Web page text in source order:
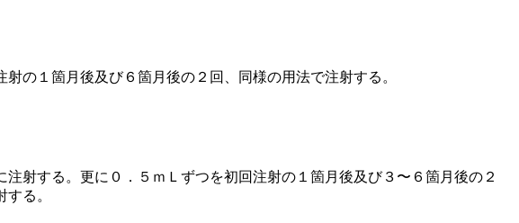
の１箇月後及び６箇月後の２回、同様の用法で注射する。
射する。更に０．５ｍＬずつを初回注射の１箇月後及び３〜６箇月後の２
る。